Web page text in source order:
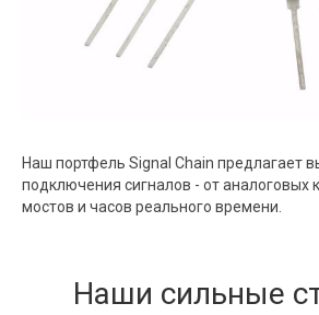
Наш портфель Signal Chain предлагает
подключения сигналов - от аналоговых
мостов и часов реального времени.
Наши сильные